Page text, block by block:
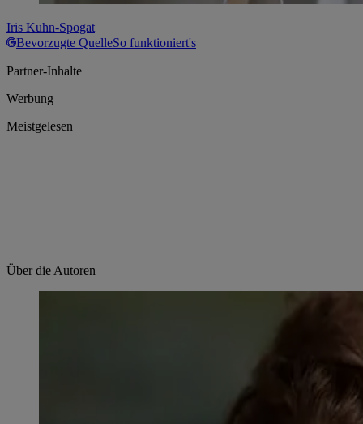
Iris Kuhn-Spogat
Bevorzugte QuelleSo funktioniert's
Partner-Inhalte
Werbung
Meistgelesen
Über die Autoren